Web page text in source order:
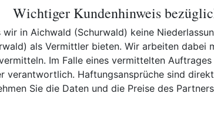
Wichtiger Kundenhinweis
in Aichwald (Schurwald) keine
als Vermittler bieten. Wir arbeiten dabei
Im Falle eines vermittelten
verantwortlich. Haftungsansprüche sind
Sie die Daten und die Preise des